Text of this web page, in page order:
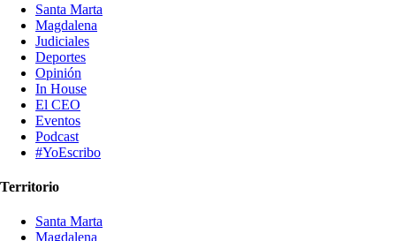
Santa Marta
Magdalena
Judiciales
Deportes
Opinión
In House
El CEO
Eventos
Podcast
#YoEscribo
Territorio
Santa Marta
Magdalena